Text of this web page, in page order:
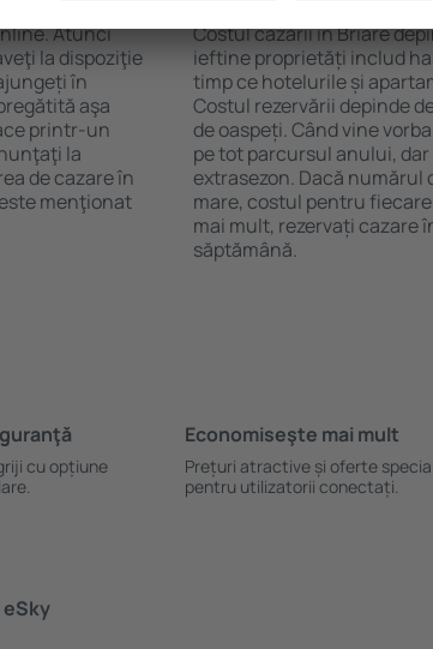
Atunci
la dispoziţie
în
aşa
printr-un
la
de cazare în
menţionat
Costul cazării în Briare
ieftine proprietăți includ
timp ce hotelurile și
Costul rezervării depinde
de oaspeți. Când vine
pe tot parcursul anului,
extrasezon. Dacă numărul
mare, costul pentru
mai mult, rezervați cazare
săptămână.
cu opțiune
Economiseşte mai mult
Prețuri atractive și oferte
pentru utilizatorii conectați.